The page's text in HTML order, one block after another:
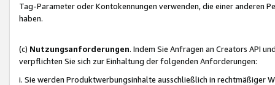
Tag-Parameter oder Kontokennungen verwenden, die einer anderen
haben.
(c) Nutzungsanforderungen. Indem Sie Anfragen an Creators API
verpflichten Sie sich zur Einhaltung der folgenden Anforderungen:
i. Sie werden Produktwerbungsinhalte ausschließlich in rechtmäßiger